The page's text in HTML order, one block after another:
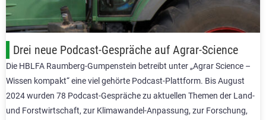
Drei neue Podcast-Gespräche auf Agrar-Science
Die HBLFA Raumberg-Gumpenstein betreibt unter „Agrar Science –
Wissen kompakt“ eine viel gehörte Podcast-Plattform. Bis August
2024 wurden 78 Podcast-Gespräche zu aktuellen Themen der Land-
und Forstwirtschaft, zur Klimawandel-Anpassung, zur Forschung,